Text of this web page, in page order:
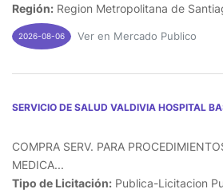
Región: Region Metropolitana de
2026-08-06 Ver en Mercado Publico
SERVICIO DE SALUD VALDIVIA HOSPITAL
COMPRA SERV. PARA
MEDICA...
Tipo de Licitación: Publica-Licitacion